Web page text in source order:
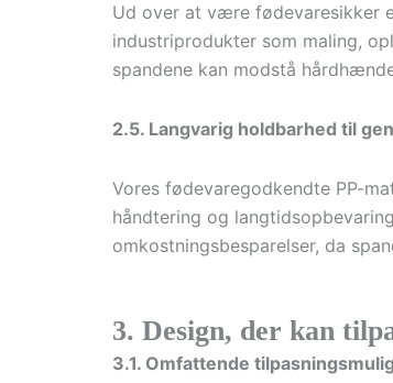
Ud over at være fødevaresikker
industriprodukter som maling,
spandene kan modstå
2.5. Langvarig holdbarhed til
Vores fødevaregodkendte PP-
håndtering og
omkostningsbesparelser, da
3. Design, der kan
3.1. Omfattende